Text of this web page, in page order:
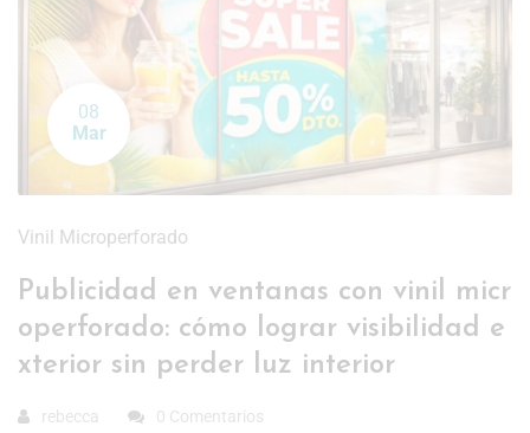
08
Mar
Vinil Microperforado
Publicidad en ventanas con vinil micr
operforado: cómo lograr visibilidad e
xterior sin perder luz interior
rebecca 0 Comentarios